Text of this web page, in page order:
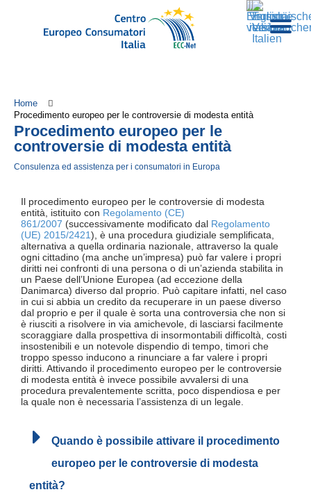
Home
Procedimento europeo per le controversie di modesta entità
Procedimento europeo per le
controversie di modesta entità
Consulenza ed assistenza per i consumatori in Europa
Il procedimento europeo per le controversie di modesta
entità, istituito con Regolamento (CE)
861/2007 (successivamente modificato dal Regolamento
(UE) 2015/2421), è una procedura giudiziale semplificata,
alternativa a quella ordinaria nazionale, attraverso la quale
ogni cittadino (ma anche un’impresa) può far valere i propri
diritti nei confronti di una persona o di un’azienda stabilita in
un Paese dell’Unione Europea (ad eccezione della
Danimarca) diverso dal proprio. Può capitare infatti, nel caso
in cui si abbia un credito da recuperare in un paese diverso
dal proprio e per il quale è sorta una controversia che non si
è riusciti a risolvere in via amichevole, di lasciarsi facilmente
scoraggiare dalla prospettiva di insormontabili difficoltà, costi
insostenibili e un notevole dispendio di tempo, timori che
troppo spesso inducono a rinunciare a far valere i propri
diritti. Attivando il procedimento europeo per le controversie
di modesta entità è invece possibile avvalersi di una
procedura prevalentemente scritta, poco dispendiosa e per
la quale non è necessaria l’assistenza di un legale.
Quando è possibile attivare il procedimento
europeo per le controversie di modesta
entità?